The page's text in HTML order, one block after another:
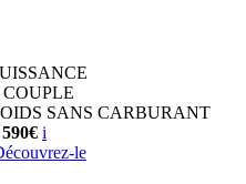
COUPLE
SANS CARBURANT
i
le